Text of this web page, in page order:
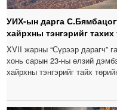
УИХ-ын дарга
хайрхны тэнгэрийг
XVII жарны “Сүрээр дарагч”
хонь сарын 23-ны өлзий
хайрхны тэнгэрийг тайх